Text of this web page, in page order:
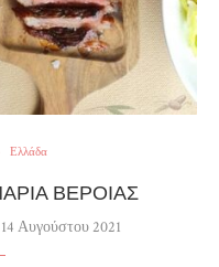
Ελλάδα
ΒΈΡΟΙΑΣ
14 Αυγούστου 2021